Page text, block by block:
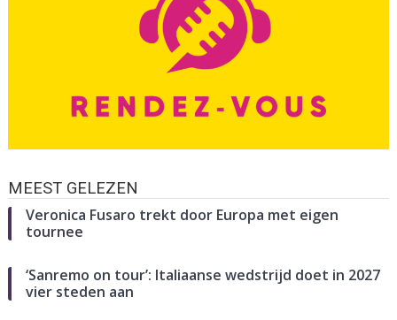
MEEST GELEZEN
Veronica Fusaro trekt door Europa met eigen
tournee
‘Sanremo on tour’: Italiaanse wedstrijd doet in 2027
vier steden aan